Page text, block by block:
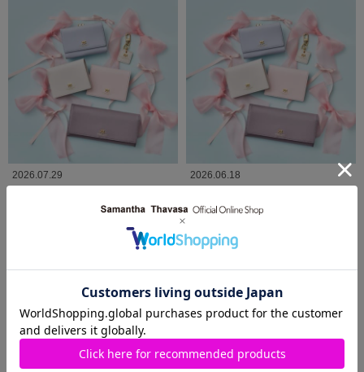
2026.07.29
Samantha Thavasa Petit
鶴屋店
2026.06.18
紹介✨
Samantha Thavasa